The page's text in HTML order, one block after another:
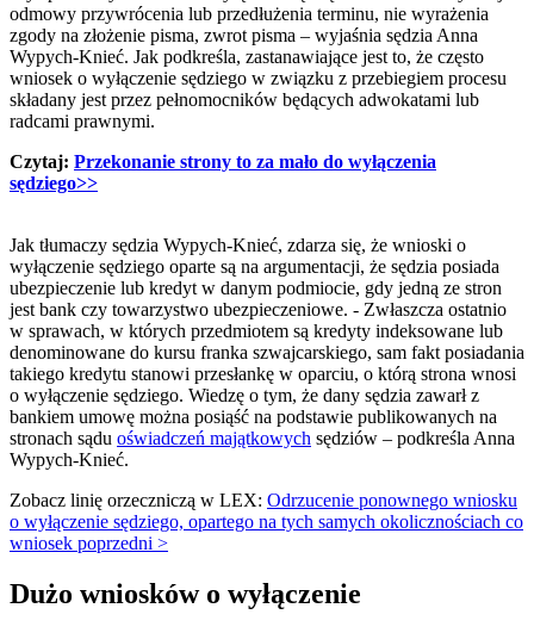
odmowy przywrócenia lub przedłużenia terminu, nie wyrażenia
zgody na złożenie pisma, zwrot pisma – wyjaśnia sędzia Anna
Wypych-Knieć. Jak podkreśla, zastanawiające jest to, że często
wniosek o wyłączenie sędziego w związku z przebiegiem procesu
składany jest przez pełnomocników będących adwokatami lub
radcami prawnymi.
Czytaj: Przekonanie strony to za mało do wyłączenia
sędziego>>
Jak tłumaczy sędzia Wypych-Knieć, zdarza się, że wnioski o
wyłączenie sędziego oparte są na argumentacji, że sędzia posiada
ubezpieczenie lub kredyt w danym podmiocie, gdy jedną ze stron
jest bank czy towarzystwo ubezpieczeniowe. - Zwłaszcza ostatnio
w sprawach, w których przedmiotem są kredyty indeksowane lub
denominowane do kursu franka szwajcarskiego, sam fakt posiadania
takiego kredytu stanowi przesłankę w oparciu, o którą strona wnosi
o wyłączenie sędziego. Wiedzę o tym, że dany sędzia zawarł z
bankiem umowę można posiąść na podstawie publikowanych na
stronach sądu oświadczeń majątkowych sędziów – podkreśla Anna
Wypych-Knieć.
Zobacz linię orzeczniczą w LEX: Odrzucenie ponownego wniosku
o wyłączenie sędziego, opartego na tych samych okolicznościach co
wniosek poprzedni >
Dużo wniosków o wyłączenie